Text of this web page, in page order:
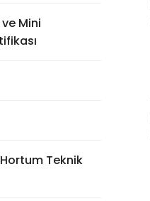
Mini
Teknik